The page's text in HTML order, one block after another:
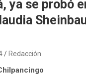
ya se probó
Redacción